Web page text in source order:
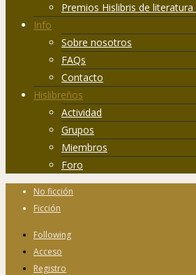
Premios Hislibris de
Info
Sobre nosotros
FAQs
Contacto
Hislibreños
Actividad
Grupos
Miembros
Foro
No ficción
Ficción
Following
Acceso
Registro